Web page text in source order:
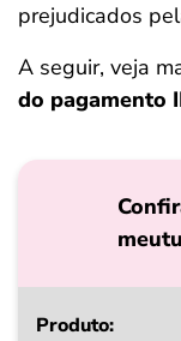
prejudicados
A seguir, veja
do pagamento
Produto